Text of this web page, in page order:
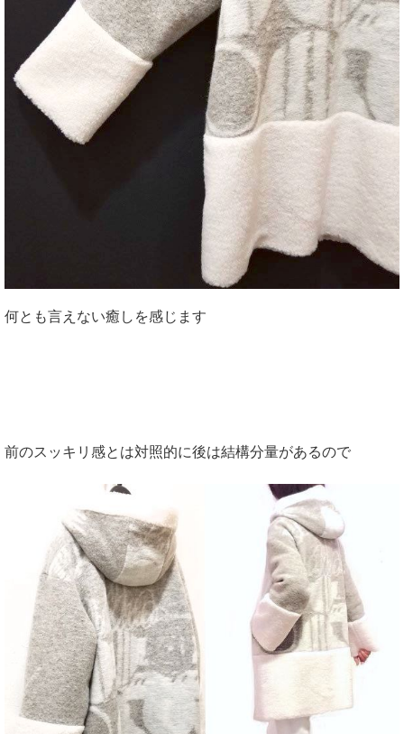
何とも言えない癒しを感じます
前のスッキリ感とは対照的に後は結構分量があるので